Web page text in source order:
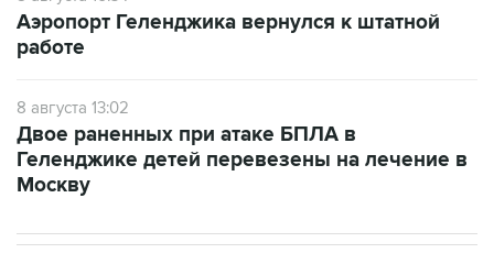
Аэропорт Геленджика вернулся к штатной
работе
8 августа 13:02
Двое раненных при атаке БПЛА в
Геленджике детей перевезены на лечение в
Москву